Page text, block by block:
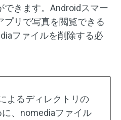
できます。Androidスマー
プリで写真を閲覧できる
ファイルを削除する必
よるディレクトリの
、nomediaファイル